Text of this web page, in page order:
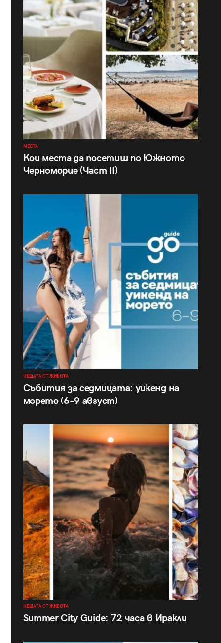
МЕСТА
Кои места да посетиш по Южното
Черноморие (Част II)
НЕЩАТА ОТ ЖИВОТА
Събития за седмицата: уикенд на
морето (6–9 август)
НЕЩАТА ОТ ЖИВОТА
Summer City Guide: 72 часа в Иракли